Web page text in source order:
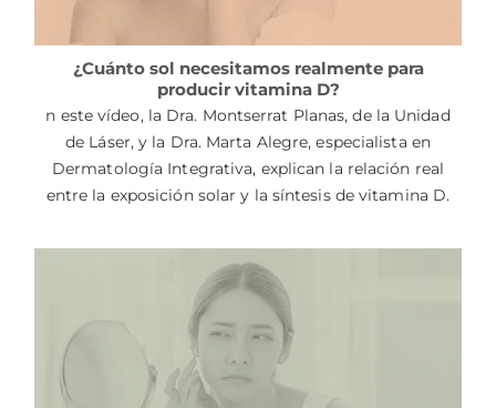
¿Cuánto sol necesitamos realmente para
producir vitamina D?
n este vídeo, la Dra. Montserrat Planas, de la Unidad
de Láser, y la Dra. Marta Alegre, especialista en
Dermatología Integrativa, explican la relación real
entre la exposición solar y la síntesis de vitamina D.